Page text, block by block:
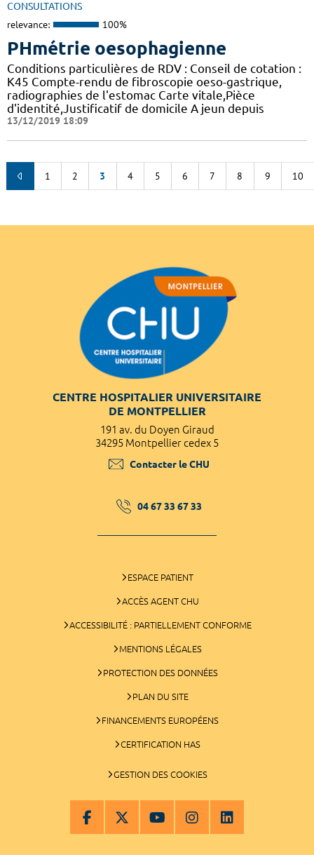
CONSULTATIONS
relevance: 100%
PHmétrie oesophagienne
Conditions particulières de RDV : Conseil de cotation :
K45 Compte-rendu de fibroscopie oeso-gastrique,
radiographies de l'estomac Carte vitale,Pièce
d'identité,Justificatif de domicile A jeun depuis
13/12/2019 18:09
1 2 3 4 5 6 7 8 9 10
CENTRE HOSPITALIER UNIVERSITAIRE
DE MONTPELLIER
191 av. du Doyen Giraud
34295 Montpellier cedex 5
Contacter le CHU
04 67 33 67 33
ESPACE PATIENT
ACCÈS AGENT CHU
ACCESSIBILITÉ : PARTIELLEMENT CONFORME
MENTIONS LÉGALES
PROTECTION DES DONNÉES
PLAN DU SITE
FINANCEMENTS EUROPÉENS
CERTIFICATION HAS
GESTION DES COOKIES